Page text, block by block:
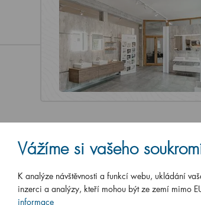
Vážíme si vašeho
K analýze návštěvnosti a funkcí webu, ukládání
inzerci a analýzy, kteří mohou být ze zemí mimo
informace